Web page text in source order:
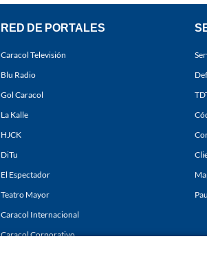
RED DE PORTALES
Caracol Televisión
Blu Radio
Gol Caracol
La Kalle
HJCK
DiTu
El Espectador
Teatro Mayor
Caracol Internacional
Caracol Corporativo